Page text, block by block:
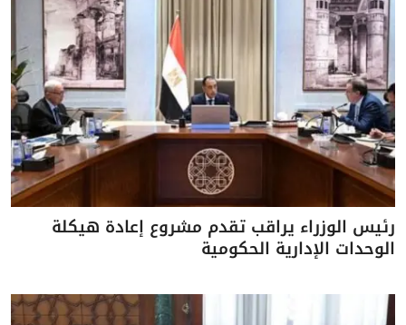
رئيس الوزراء يراقب تقدم مشروع إعادة هيكلة
الوحدات الإدارية الحكومية